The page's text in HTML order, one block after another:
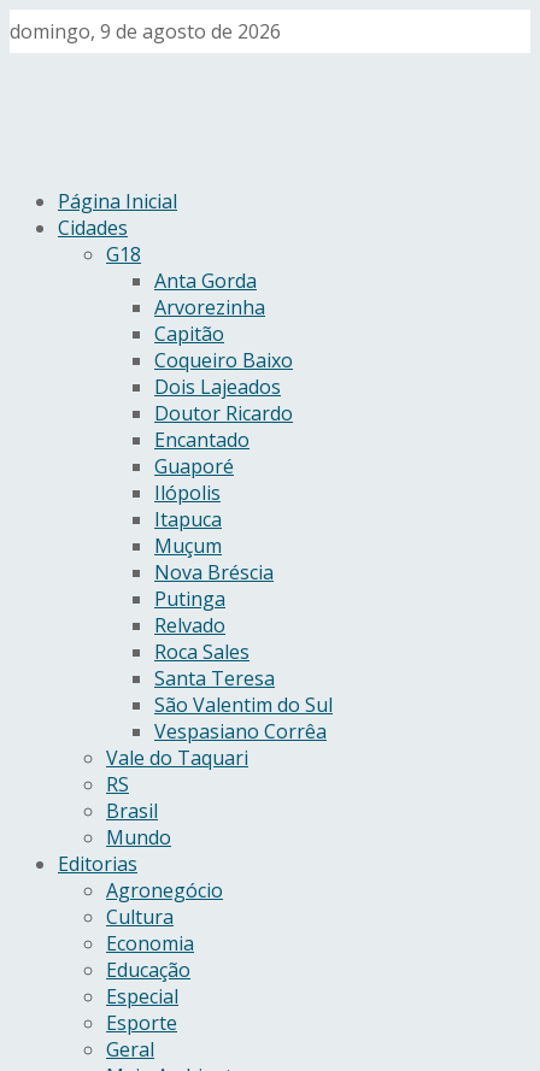
domingo, 9 de agosto de 2026
Página Inicial
Cidades
G18
Anta Gorda
Arvorezinha
Capitão
Coqueiro Baixo
Dois Lajeados
Doutor Ricardo
Encantado
Guaporé
Ilópolis
Itapuca
Muçum
Nova Bréscia
Putinga
Relvado
Roca Sales
Santa Teresa
São Valentim do Sul
Vespasiano Corrêa
Vale do Taquari
RS
Brasil
Mundo
Editorias
Agronegócio
Cultura
Economia
Educação
Especial
Esporte
Geral